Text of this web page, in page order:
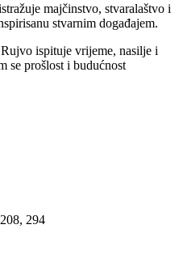
majčinstvo, stvaralaštvo i
stvarnim događajem.
ispituje vrijeme, nasilje i
se prošlost i budućnost
294